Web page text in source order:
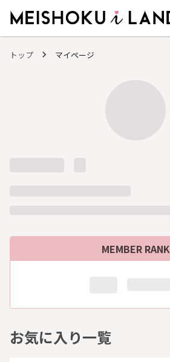
トップ マイページ
MEMBER RANK
お気に入り一覧